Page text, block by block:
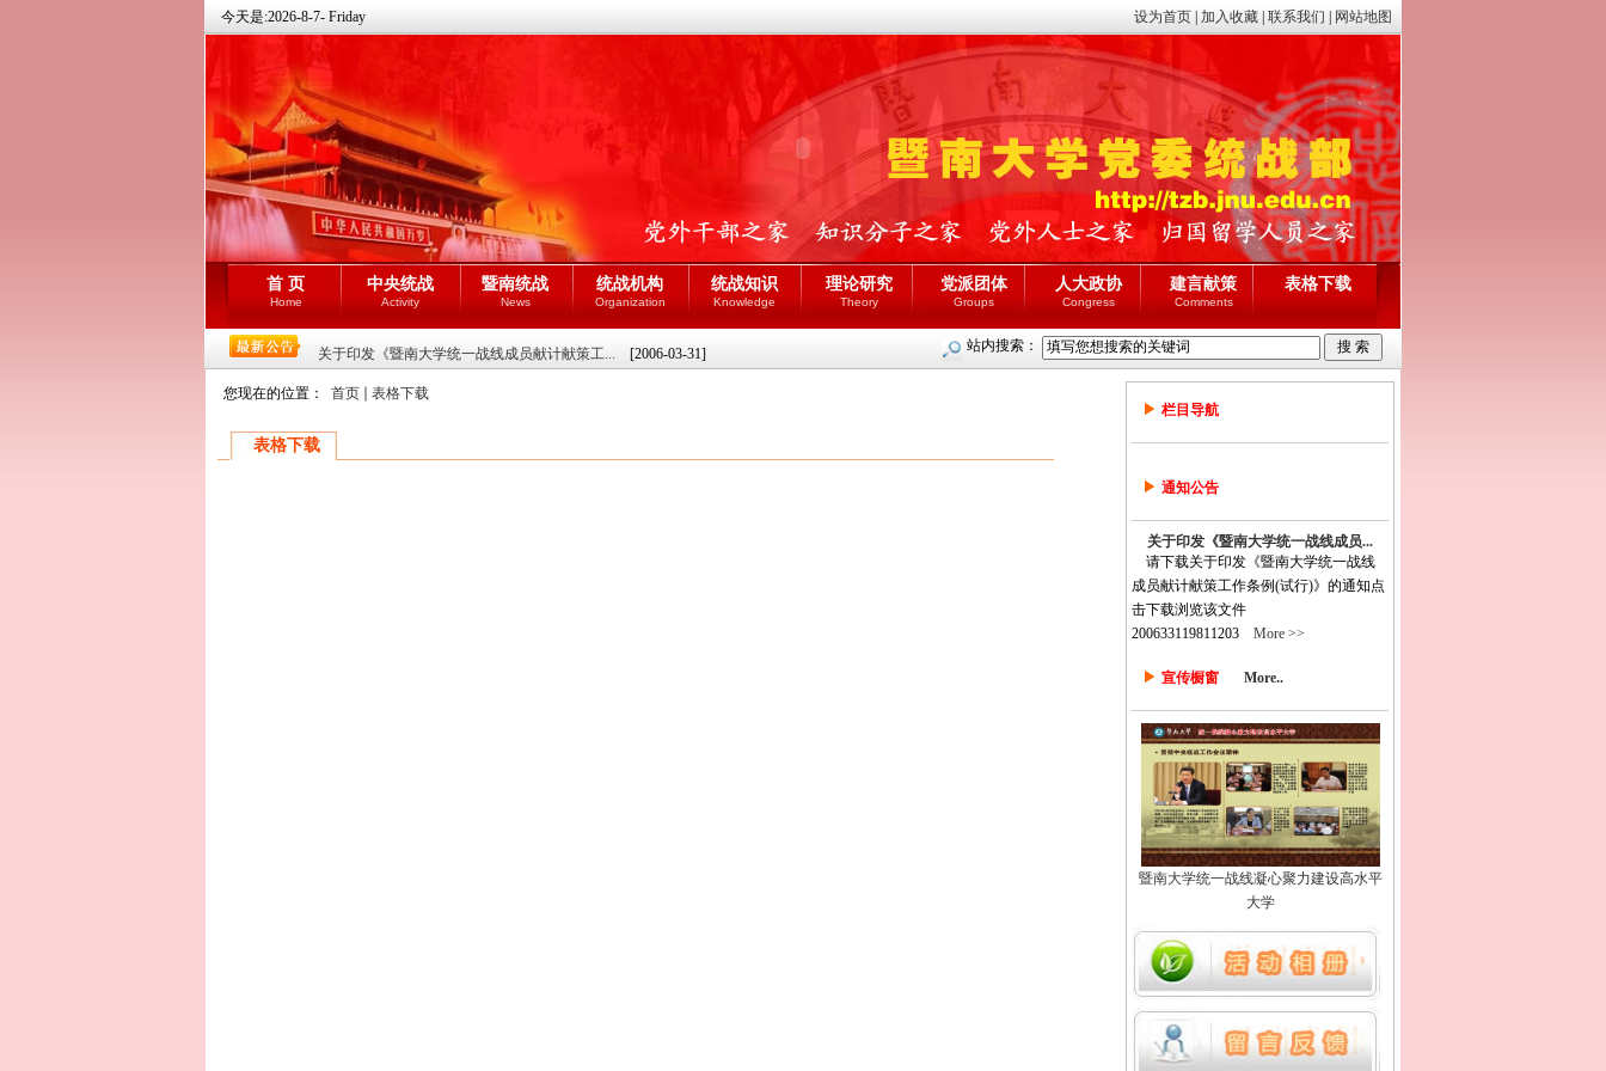
今天是:2026-8-7- Friday 设为首页| 加入收藏| 联系我们 网站地图
首 页
Home
中央统战
Activity
暨南统战
News
统战机构
Organization
统战知识
Knowledge
理论研究
Theory
党派团体
Groups
人大政协
Congress
建言献策
Comments
表格下载
关于印发《暨南大学统一战线成员献计献策工... [2006-03-31] 站内搜索：
您现在的位置： 首页 表格下载
表格下载
栏目导航
通知公告
关于印发《暨南大学统一战线成员...
请下载关于印发《暨南大学统一战线
成员献计献策工作条例(试行)》的通知点
击下载浏览该文件
200633119811203 More >>
宣传橱窗 More..
暨南大学统一战线凝心聚力建设高水平
大学